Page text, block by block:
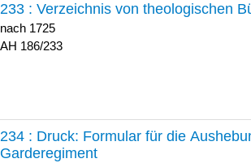
233 : Verzeichnis von theologischen
nach 1725
186/233
234 : Druck: Formular für die
Garderegiment